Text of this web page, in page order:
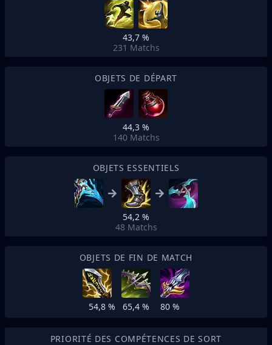
43,7 %
231 Matchs
OBJETS DE DÉPART
44,3 %
140 Matchs
OBJETS ESSENTIELS
54,2 %
48 Matchs
OBJETS DE FIN DE MATCH
54,8 % 65,4 % 80 %
PRIORITÉ DES COMPÉTENCES DE SORT